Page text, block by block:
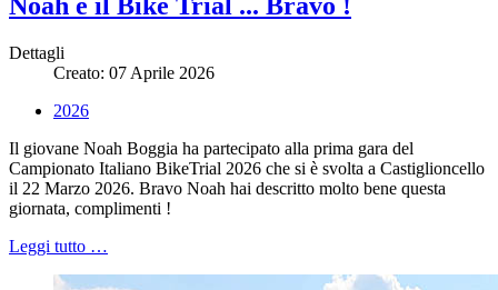
Dettagli
Creato: 07 Aprile 2026
2026
Il giovane Noah Boggia ha partecipato alla prima gara del
Campionato Italiano BikeTrial 2026 che si è svolta a Castiglioncello
il 22 Marzo 2026. Bravo Noah hai descritto molto bene questa
giornata, complimenti !
Leggi tutto …